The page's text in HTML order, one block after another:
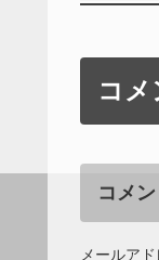
コメ
コメ
メールア